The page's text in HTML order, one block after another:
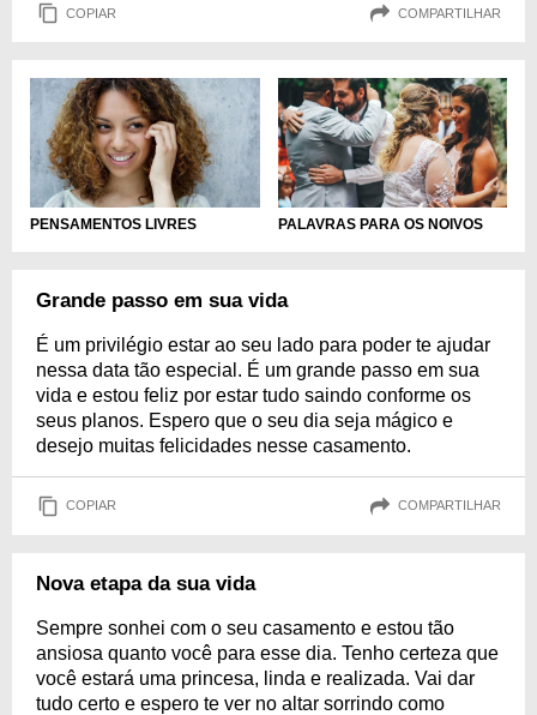
COPIAR COMPARTILHAR
PENSAMENTOS LIVRES PALAVRAS PARA OS NOIVOS
Grande passo em sua vida
É um privilégio estar ao seu lado para poder te ajudar
nessa data tão especial. É um grande passo em sua
vida e estou feliz por estar tudo saindo conforme os
seus planos. Espero que o seu dia seja mágico e
desejo muitas felicidades nesse casamento.
COPIAR COMPARTILHAR
Nova etapa da sua vida
Sempre sonhei com o seu casamento e estou tão
ansiosa quanto você para esse dia. Tenho certeza que
você estará uma princesa, linda e realizada. Vai dar
tudo certo e espero te ver no altar sorrindo como